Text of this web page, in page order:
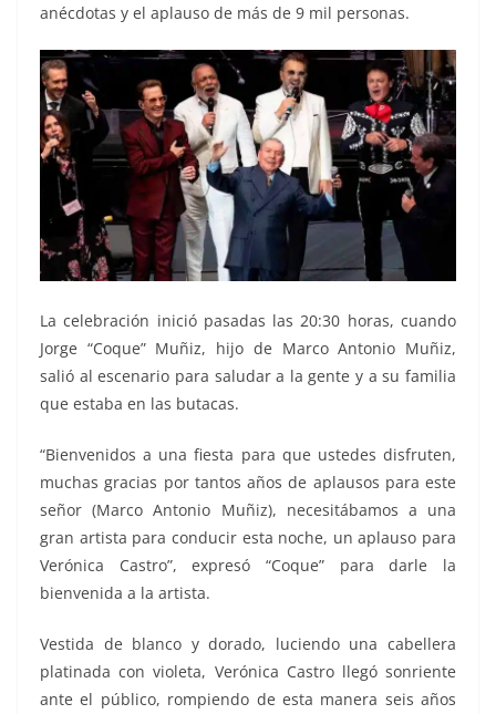
anécdotas y el aplauso de más de 9 mil personas.
La celebración inició pasadas las 20:30 horas, cuando
Jorge “Coque” Muñiz, hijo de Marco Antonio Muñiz,
salió al escenario para saludar a la gente y a su familia
que estaba en las butacas.
“Bienvenidos a una fiesta para que ustedes disfruten,
muchas gracias por tantos años de aplausos para este
señor (Marco Antonio Muñiz), necesitábamos a una
gran artista para conducir esta noche, un aplauso para
Verónica Castro”, expresó “Coque” para darle la
bienvenida a la artista.
Vestida de blanco y dorado, luciendo una cabellera
platinada con violeta, Verónica Castro llegó sonriente
ante el público, rompiendo de esta manera seis años